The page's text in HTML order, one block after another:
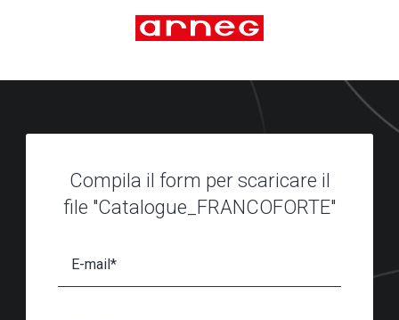
Compila il form per scaricare il
file "Catalogue_FRANCOFORTE"